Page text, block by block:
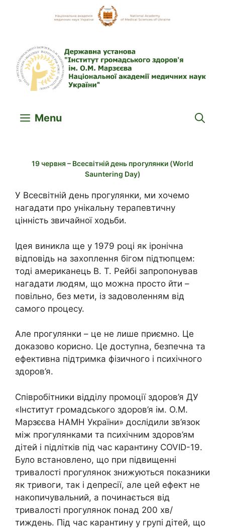
Menu
19 червня – Всесвітній день прогулянки (World
Sauntering Day)
У Всесвітній день прогулянки, ми хочемо
нагадати про унікальну терапевтичну
цінність звичайної ходьби.
Ідея виникла ще у 1979 році як іронічна
відповідь на захоплення бігом підтюпцем:
тоді американець В. Т. Рейбі запропонував
нагадати людям, що можна просто йти –
повільно, без мети, із задоволенням від
самого процесу.
Але прогулянки – це не лише приємно. Це
доказово корисно. Це доступна, безпечна та
ефективна підтримка фізичного і психічного
здоров’я.
Співробітники відділу промоції здоров’я ДУ
«Інститут громадського здоров’я ім. О.М.
Марзєєва НАМН України» дослідили зв’язок
між прогулянками та психічним здоров’ям
дітей і підлітків під час карантину COVID-19.
Було встановлено, що при підвищенні
тривалості прогулянок знижуються показники
як тривоги, так і депресії, але цей ефект не
накопичувальний, а починається від
тривалості прогулянок понад 200 хв/
тиждень. Під час карантину у групі дітей, що